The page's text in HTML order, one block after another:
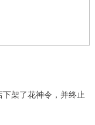
架了花神令，并终止